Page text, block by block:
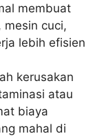
membuat
mesin cuci,
lebih efisien
kerusakan
atau
biaya
mahal di